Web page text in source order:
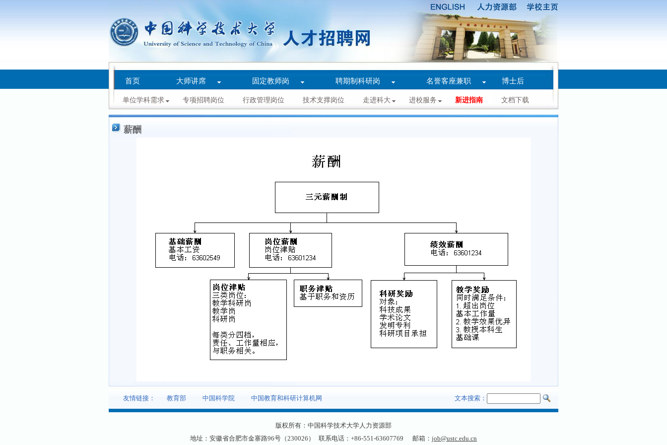
首页 大师讲席 固定教师岗 聘期制科研岗 名誉客座兼职 博士后
单位学科需求 专项招聘岗位 行政管理岗位 技术支撑岗位 走进科大 进校服务 新进指南 文档下载
薪酬
友情链接： 教育部 中国科学院 中国教育和科研计算机网 文本搜索：
版权所有：中国科学技术大学人力资源部
地址：安徽省合肥市金寨路96号（230026）
联系电话：+86-551-63607769 邮箱： job@ustc.edu.cn